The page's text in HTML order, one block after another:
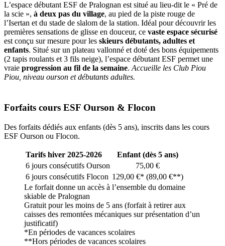
L’espace débutant ESF de Pralognan est situé au lieu-dit le « Pré de
la scie », à deux pas du village, au pied de la piste rouge de
l’Isertan et du stade de slalom de la station. Idéal pour découvrir les
premières sensations de glisse en douceur, ce vaste espace sécurisé
est conçu sur mesure pour les skieurs débutants, adultes et
enfants. Situé sur un plateau vallonné et doté des bons équipements
(2 tapis roulants et 3 fils neige), l’espace débutant ESF permet une
vraie progression au fil de la semaine.Accueille les Club Piou
Piou, niveau ourson et débutants adultes.
Forfaits cours ESF Ourson & Flocon
Des forfaits dédiés aux enfants (dès 5 ans), inscrits dans les cours
ESF Ourson ou Flocon.
Tarifs hiver 2025-2026 Enfant (dès 5 ans)
6 jours consécutifs Ourson
75,00 €
6 jours consécutifs Flocon 129,00 €* (89,00 €**)
Le forfait donne un accès à l’ensemble du domaine
skiable de Pralognan
Gratuit pour les moins de 5 ans (forfait à retirer aux
caisses des remontées mécaniques sur présentation d’un
justificatif)
*En périodes de vacances scolaires
**Hors périodes de vacances scolaires